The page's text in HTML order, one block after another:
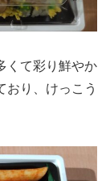
くて彩り鮮やか
おり、けっこう